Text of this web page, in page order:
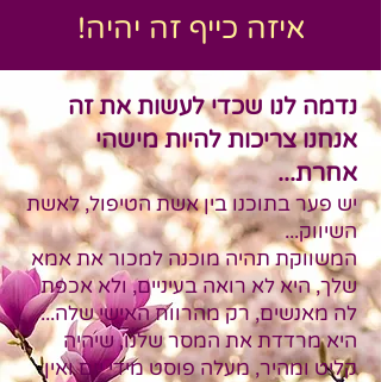
איזה כייף זה יהיה!
נדמה לנו שכדי לעשות את זה
אנחנו צריכות להיות מישהי
אחרת...
יש פער בתוכנו בין אשת הטיפול, לאשת
השיווק...
המשווקת תהיה מוכנה למכור את אמא
שלך, היא לא רואה בעיניים, ולא אכפת
לה מאנשים, רקמהרווח האישי שלה...
היא מרדדת את המסר שלנו, שיהיה
קליט ומהיר, מעלה פוסט מידי יום ואין